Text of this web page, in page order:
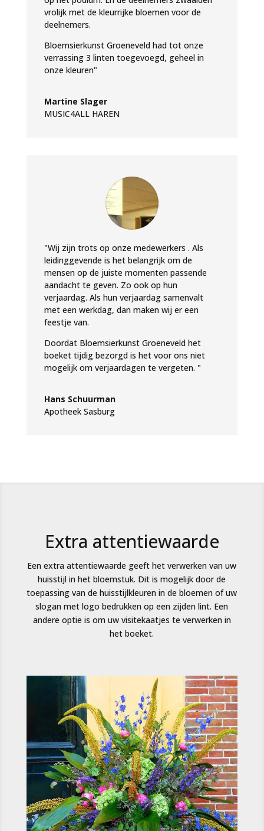
vrolijk met de kleurrijke bloemen voor de
deelnemers.
Bloemsierkunst Groeneveld had tot onze
verrassing 3 linten toegevoegd, geheel in
onze kleuren"
Martine Slager
MUSIC4ALL HAREN
"Wij zijn trots op onze medewerkers . Als
leidinggevende is het belangrijk om de
mensen op de juiste momenten passende
aandacht te geven. Zo ook op hun
verjaardag. Als hun verjaardag samenvalt
met een werkdag, dan maken wij er een
feestje van.
Doordat Bloemsierkunst Groeneveld het
boeket tijdig bezorgd is het voor ons niet
mogelijk om verjaardagen te vergeten. "
Hans Schuurman
Apotheek Sasburg
Extra attentiewaarde
Een extra attentiewaarde geeft het verwerken van uw
huisstijl in het bloemstuk. Dit is mogelijk door de
toepassing van de huisstijlkleuren in de bloemen of uw
slogan met logo bedrukken op een zijden lint. Een
andere optie is om uw visitekaatjes te verwerken in
het boeket.